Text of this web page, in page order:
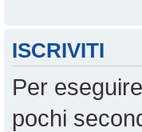
ISCRIVITI
Per
pochi